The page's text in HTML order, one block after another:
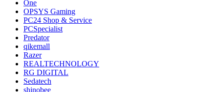
One
OPSYS Gaming
PC24 Shop & Service
PCSpecialist
Predator
qikemall
Razer
REALTECHNOLOGY
RG DIGITAL
Sedatech
shinobee